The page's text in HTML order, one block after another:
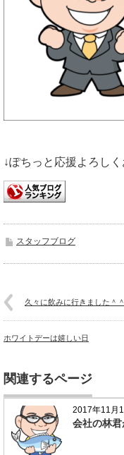
↓ぽちっと応援よろしく
スタッフブログ
久々に飲みに行きました＾＾
ホワイトデーは嬉しい日
関連するページ
2017年11月
会社の林君